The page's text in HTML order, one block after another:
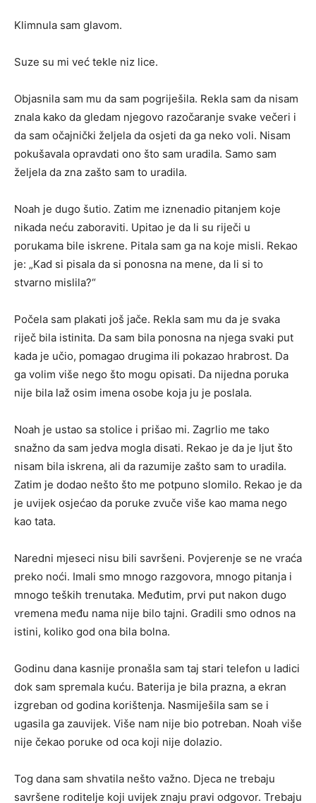
Klimnula sam glavom.
Suze su mi već tekle niz lice.
Objasnila sam mu da sam pogriješila. Rekla sam da nisam
znala kako da gledam njegovo razočaranje svake večeri i
da sam očajnički željela da osjeti da ga neko voli. Nisam
pokušavala opravdati ono što sam uradila. Samo sam
željela da zna zašto sam to uradila.
Noah je dugo šutio. Zatim me iznenadio pitanjem koje
nikada neću zaboraviti. Upitao je da li su riječi u
porukama bile iskrene. Pitala sam ga na koje misli. Rekao
je: „Kad si pisala da si ponosna na mene, da li si to
stvarno mislila?“
Počela sam plakati još jače. Rekla sam mu da je svaka
riječ bila istinita. Da sam bila ponosna na njega svaki put
kada je učio, pomagao drugima ili pokazao hrabrost. Da
ga volim više nego što mogu opisati. Da nijedna poruka
nije bila laž osim imena osobe koja ju je poslala.
Noah je ustao sa stolice i prišao mi. Zagrlio me tako
snažno da sam jedva mogla disati. Rekao je da je ljut što
nisam bila iskrena, ali da razumije zašto sam to uradila.
Zatim je dodao nešto što me potpuno slomilo. Rekao je da
je uvijek osjećao da poruke zvuče više kao mama nego
kao tata.
Naredni mjeseci nisu bili savršeni. Povjerenje se ne vraća
preko noći. Imali smo mnogo razgovora, mnogo pitanja i
mnogo teških trenutaka. Međutim, prvi put nakon dugo
vremena među nama nije bilo tajni. Gradili smo odnos na
istini, koliko god ona bila bolna.
Godinu dana kasnije pronašla sam taj stari telefon u ladici
dok sam spremala kuću. Baterija je bila prazna, a ekran
izgreban od godina korištenja. Nasmiješila sam se i
ugasila ga zauvijek. Više nam nije bio potreban. Noah više
nije čekao poruke od oca koji nije dolazio.
Tog dana sam shvatila nešto važno. Djeca ne trebaju
savršene roditelje koji uvijek znaju pravi odgovor. Trebaju